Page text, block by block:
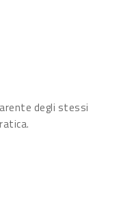
degli stessi